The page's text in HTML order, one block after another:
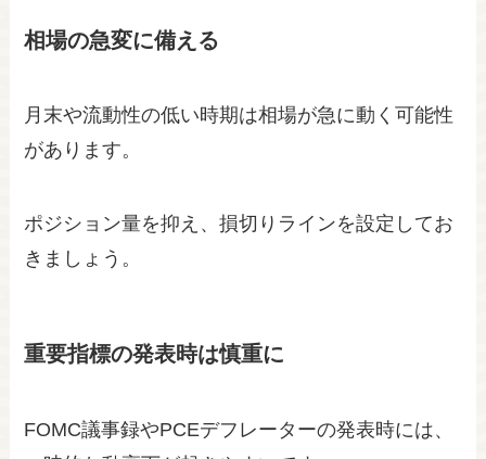
相場の急変に備える
月末や流動性の低い時期は相場が急に動く可能性
があります。
ポジション量を抑え、損切りラインを設定してお
きましょう。
重要指標の発表時は慎重に
FOMC議事録やPCEデフレーターの発表時には、